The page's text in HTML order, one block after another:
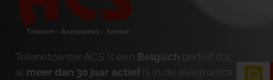
Telenetcenter ACS is een Belgisch bedrijf dat
al meer dan 30 jaar actief is in de elektronica